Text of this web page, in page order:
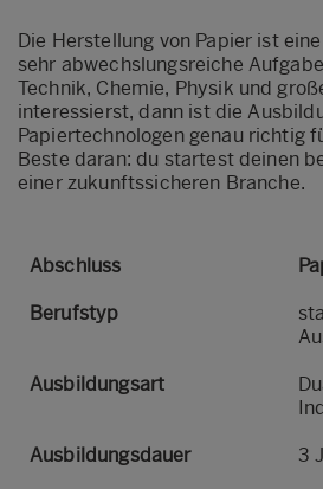
Die Herstellung von Papier ist
sehr abwechslungsreiche
Technik, Chemie, Physik und
interessierst, dann ist die
Papiertechnologen genau richtig
Beste daran: du startest deinen
einer zukunftssicheren Branche.
Abschluss
Berufstyp
Ausbildungsart
Ausbildungsdauer 3